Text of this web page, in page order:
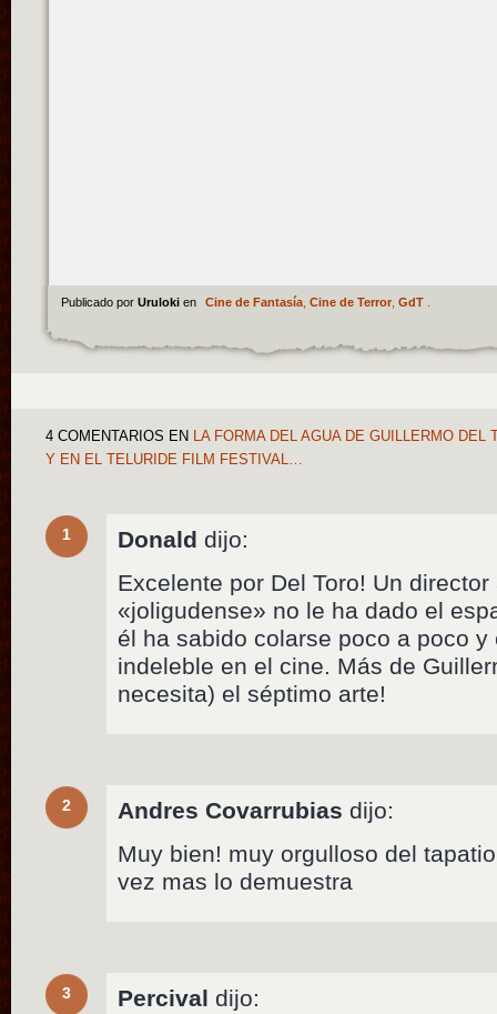
Publicado por Uruloki en Cine de Fantasía, Cine de Terror, GdT.
4 COMENTARIOS EN LA FORMA DEL AGUA DE GUILLERMO
Y EN EL TELURIDE FILM FESTIVAL…
1 Donald dijo:
Excelente por Del Toro! Un
«joligudense» no le ha dado el
él ha sabido colarse poco a poco
indeleble en el cine. Más de
necesita) el séptimo arte!
2 Andres Covarrubias dijo:
Muy bien! muy orgulloso del
vez mas lo demuestra
3 Percival dijo: